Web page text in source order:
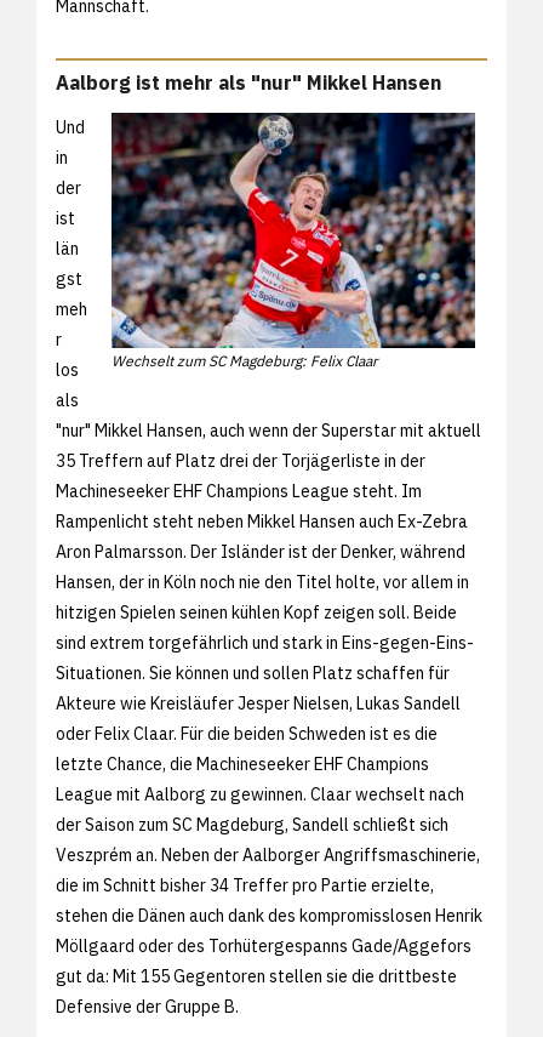
Mannschaft.
Aalborg ist mehr als "nur" Mikkel Hansen
Wechselt zum SC Magdeburg: Felix Claar
Und
in
der
ist
län
gst
meh
r
los
als
"nur" Mikkel Hansen, auch wenn der Superstar mit aktuell
35 Treffern auf Platz drei der Torjägerliste in der
Machineseeker EHF Champions League steht. Im
Rampenlicht steht neben Mikkel Hansen auch Ex-Zebra
Aron Palmarsson. Der Isländer ist der Denker, während
Hansen, der in Köln noch nie den Titel holte, vor allem in
hitzigen Spielen seinen kühlen Kopf zeigen soll. Beide
sind extrem torgefährlich und stark in Eins-gegen-Eins-
Situationen. Sie können und sollen Platz schaffen für
Akteure wie Kreisläufer Jesper Nielsen, Lukas Sandell
oder Felix Claar. Für die beiden Schweden ist es die
letzte Chance, die Machineseeker EHF Champions
League mit Aalborg zu gewinnen. Claar wechselt nach
der Saison zum SC Magdeburg, Sandell schließt sich
Veszprém an. Neben der Aalborger Angriffsmaschinerie,
die im Schnitt bisher 34 Treffer pro Partie erzielte,
stehen die Dänen auch dank des kompromisslosen Henrik
Möllgaard oder des Torhütergespanns Gade/Aggefors
gut da: Mit 155 Gegentoren stellen sie die drittbeste
Defensive der Gruppe B.